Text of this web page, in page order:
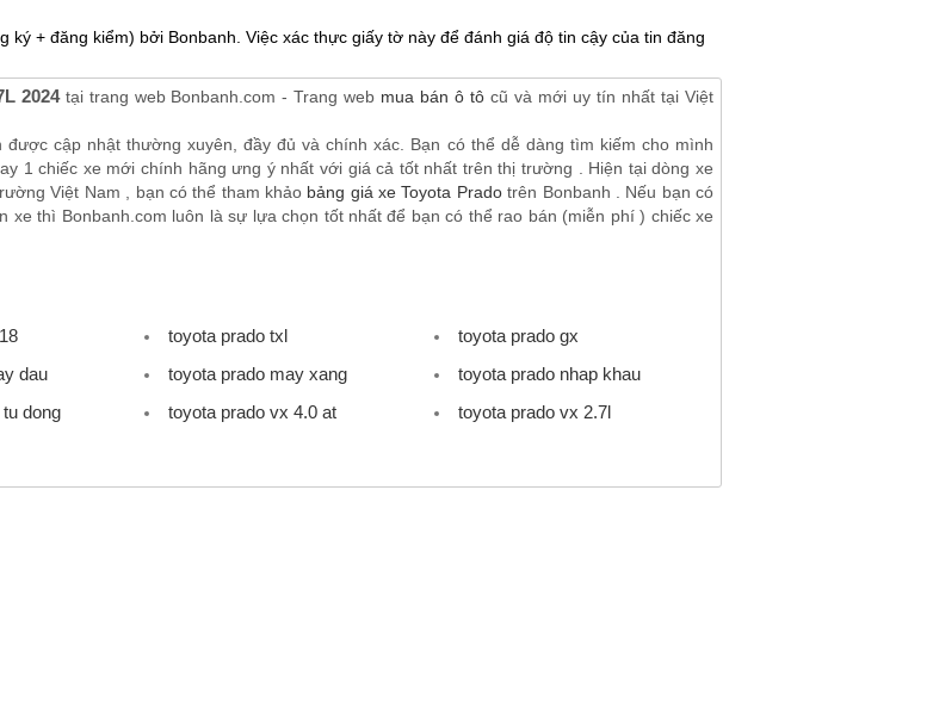
ký + đăng kiểm) bởi Bonbanh. Việc xác thực giấy tờ này để đánh giá độ tin cậy của tin đăng
2024tại trang web Bonbanh.com - Trang web mua bán ô tô cũ và mới uy tín nhất tại Việt
cập nhật thường xuyên, đầy đủ và chính xác. Bạn có thể dễ dàng tìm kiếm cho mình
1 chiếc xe mới chính hãng ưng ý nhất với giá cả tốt nhất trên thị trường . Hiện tại dòng xe
Việt Nam , bạn có thể tham khảo bảng giá xe Toyota Pradotrên Bonbanh . Nếu bạn có
xe thì Bonbanh.com luôn là sự lựa chọn tốt nhất để bạn có thể rao bán (miễn phí ) chiếc xe
toyota prado txl
toyota prado gx
dau toyota prado may xang
toyota prado nhap khau
dong toyota prado vx 4.0 at
toyota prado vx 2.7l